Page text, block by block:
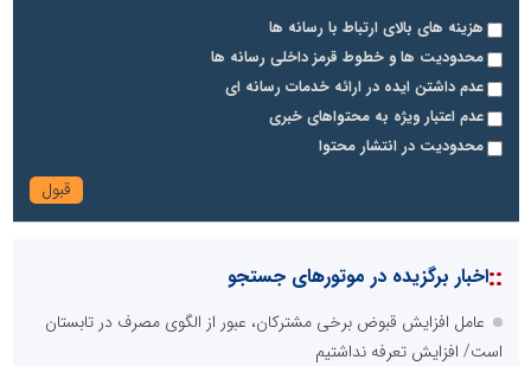
هزینه های بالای ارتباط با رسانه ها
محدودیت ها و خطوط قرمز داخلی رسانه ها
عدم داشتن ایده در ارائه خدمات رسانه ای
عدم اعتبار ویژه به محتواهای خبری
محدودیت در انتشار محتوا
::اخبار برگزیده در موتورهای جستجو
عامل افزایش قبوض برخی مشترکان، عبور از الگوی مصرف در تابستان
است/ افزایش تعرفه نداشتیم